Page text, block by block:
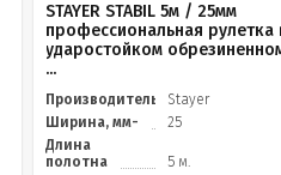
STAYER STABIL 5м / 25мм
профессиональная рулетка
ударостойком
...
Производитель
Stayer
Ширина, мм-
25
Длина
полотна
5 м.